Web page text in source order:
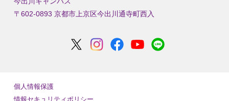
〒602-0893 京都市上京区今出川通寺町西入
個人情報保護
情報セキュリティポリシー